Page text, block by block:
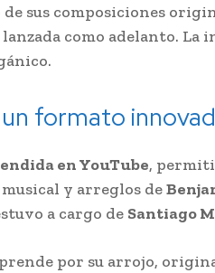
sus composiciones
lanzada como adelanto.
formato
en YouTube,
y arreglos de
a cargo de Santiago
por su arrojo,